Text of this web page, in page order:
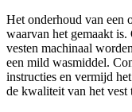
Het onderhoud van een
waarvan het gemaakt is.
vesten machinaal
een mild wasmiddel.
instructies en vermijd
de kwaliteit van het vest